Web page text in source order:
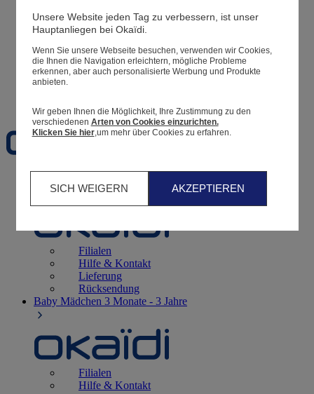
Meine Informationen
Ihre Bestellungen
Warenkorb
Filialen
Hilfe & Kontakt
Lieferung
Rücksendung
Baby Mädchen 3 Monate - 3 Jahre
Filialen
Hilfe & Kontakt
Unsere Website jeden Tag zu verbessern, ist unser
Hauptanliegen bei Okaïdi.
Wenn Sie unsere Webseite besuchen, verwenden wir Cookies,
die Ihnen die Navigation erleichtern, mögliche Probleme
erkennen, aber auch personalisierte Werbung und Produkte
anbieten.
Wir geben Ihnen die Möglichkeit, Ihre Zustimmung zu den
verschiedenen Arten von Cookies einzurichten.
Klicken Sie hier,um mehr über Cookies zu erfahren.
SICH WEIGERN AKZEPTIEREN